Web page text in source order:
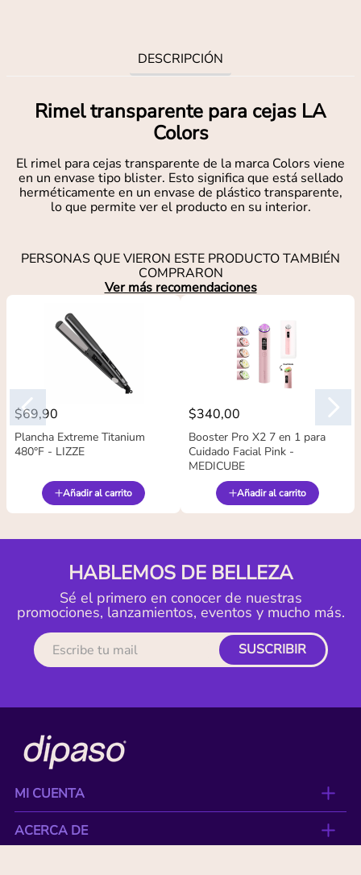
DESCRIPCIÓN
Rimel transparente para cejas LA
Colors
El rimel para cejas transparente de la marca Colors viene
en un envase tipo blister. Esto significa que está sellado
herméticamente en un envase de plástico transparente,
lo que permite ver el producto en su interior.
PERSONAS QUE VIERON ESTE PRODUCTO TAMBIÉN
COMPRARON
Ver más recomendaciones
$69,90
Plancha Extreme Titanium
480°F - LIZZE
Añadir al carrito
$340,00
Booster Pro X2 7 en 1 para
Cuidado Facial Pink -
MEDICUBE
Añadir al carrito
HABLEMOS DE BELLEZA
Sé el primero en conocer de nuestras
promociones, lanzamientos, eventos y mucho más.
SUSCRIBIR
MI CUENTA
ACERCA DE